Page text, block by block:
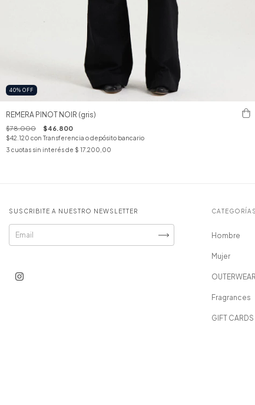
40% OFF
REMERA PINOT NOIR (gris)
$78.000 $46.800
$42.120 con Transferencia o depósito bancario
3 cuotas sin interés de $ 17.200,00
SUSCRIBITE A NUESTRO NEWSLETTER CATEGORÍAS
Hombre
Mujer
Fragrances
GIFT CARDS